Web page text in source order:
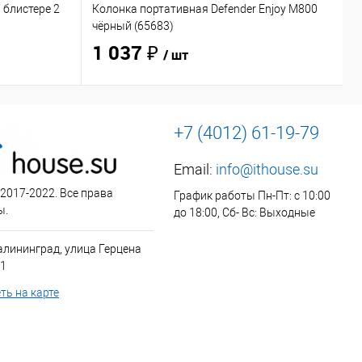
2
Колонка портативная Defender Enjoy M800
чёрный (65683)
1 037 ₽ / шт
2022. Все права
улица Герцена
на карте
+7 (4012) 61-19-79
Email: info@ithouse.su
График работы Пн-Пт: с 10:00
до 18:00, Сб- Вс: Выходные